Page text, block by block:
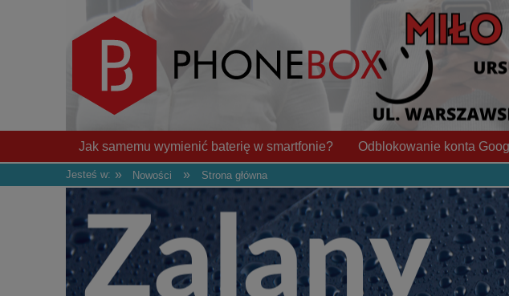
Jak samemu wymienić baterię w smartfonie? Odblokowanie konta
Naprawa, wymiana złącza ładowania
Jesteś w: » Nowości » Strona główna